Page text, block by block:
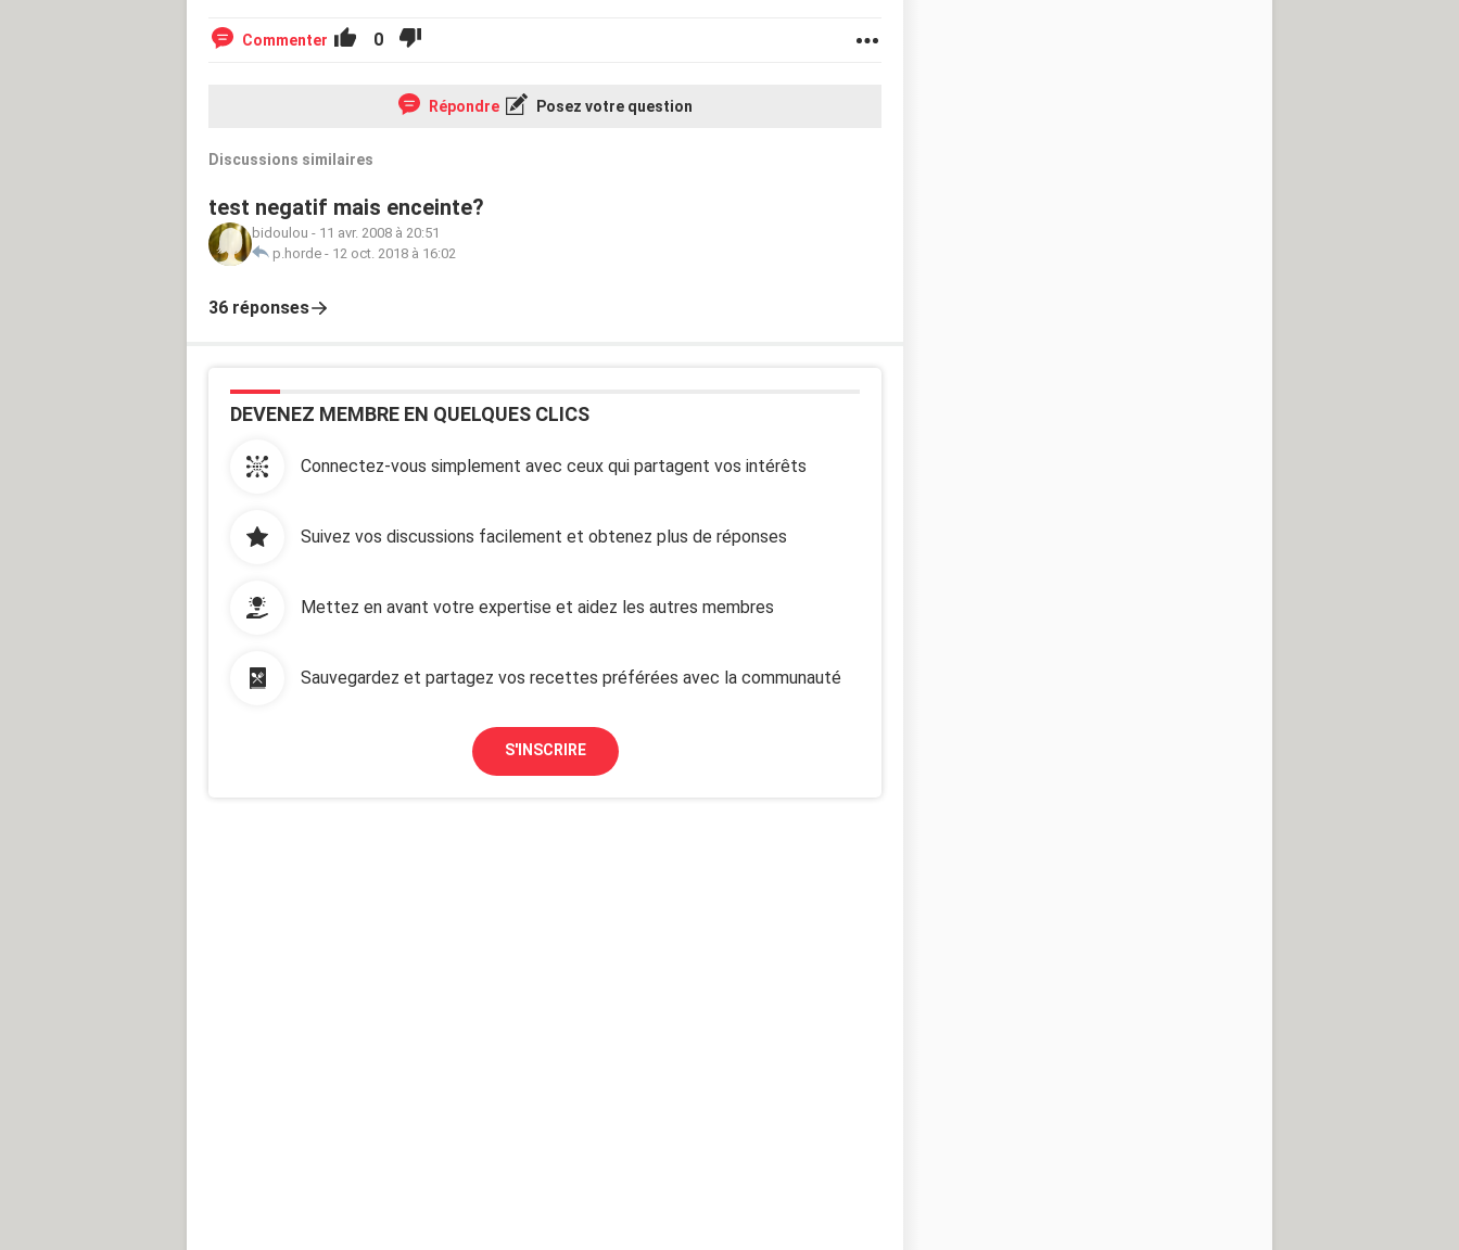
Commenter 0
Répondre Posez votre question
Discussions similaires
test negatif mais enceinte?
bidoulou - 11 avr. 2008 à 20:51
p.horde - 12 oct. 2018 à 16:02
36 réponses
DEVENEZ MEMBRE EN QUELQUES CLICS
Connectez-vous simplement avec ceux qui partagent vos intérêts
Suivez vos discussions facilement et obtenez plus de réponses
Mettez en avant votre expertise et aidez les autres membres
Sauvegardez et partagez vos recettes préférées avec la communauté
S'INSCRIRE